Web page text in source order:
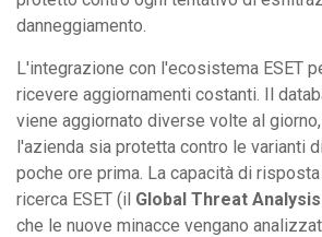
danneggiamento.
L'integrazione con l'ecosistema ESET
ricevere aggiornamenti costanti. Il
viene aggiornato diverse volte al
l'azienda sia protetta contro le varianti
poche ore prima. La capacità di
ricerca ESET (il Global Threat
che le nuove minacce vengano